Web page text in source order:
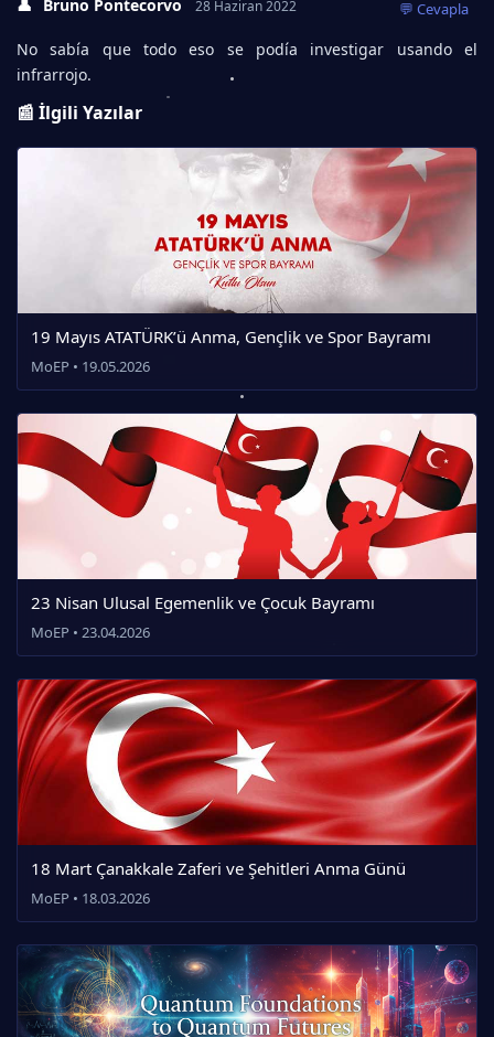
👤 Bruno Pontecorvo 28 Haziran 2022 💬 Cevapla
No sabía que todo eso se podía investigar usando el
infrarrojo.
📰 İlgili Yazılar
19 Mayıs ATATÜRK’ü Anma, Gençlik ve Spor Bayramı
MoEP • 19.05.2026
23 Nisan Ulusal Egemenlik ve Çocuk Bayramı
MoEP • 23.04.2026
18 Mart Çanakkale Zaferi ve Şehitleri Anma Günü
MoEP • 18.03.2026